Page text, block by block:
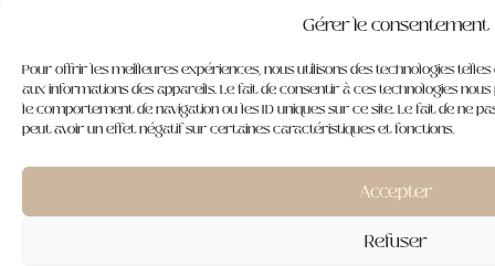
Gérer le consentement
Pour offrir les meilleures expériences, nous utilisons des technologies
aux informations des appareils. Le fait de consentir à ces technologies
le comportement de navigation ou les ID uniques sur ce site. Le fait de ne
peut avoir un effet négatif sur certaines caractéristiques et fonctions.
Accepter
Refuser